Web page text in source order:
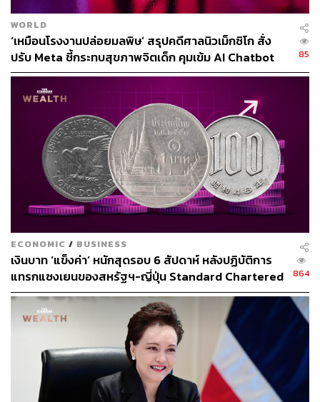
ABOUT THE AUTHOR
THE STANDARD WEALTH
สำนักข่าวเศรษฐกิจ ธุรกิจ และการลงทุน โดย
WORLD
‘เหมือนโรงงานปล่อยมลพิษ’ สรุปคดีศาลนิวเม็กซิโก สั่ง
ปรับ Meta ชี้กระทบสุขภาพจิตเด็ก คุมเข้ม AI Chatbot
85
ECONOMIC / BUSINESS
เงินบาท ‘แข็งค่า’ หนักสุดรอบ 6 สัปดาห์ หลังปฏิบัติการ
แทรกแซงเยนของสหรัฐฯ-ญี่ปุ่น Standard Chartered
เปิดเป้าสิ้นปีนี้จ่อแข็งต่อแตะ 32.50 บาทต่อดอลลาร์
864